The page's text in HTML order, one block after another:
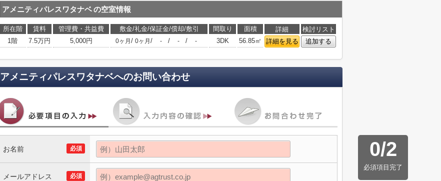
アメニティパレスワタナベの空室情報
所在階 賃料 管理費・共益費 敷金/礼金/保証金/償却/敷引 間取り 面積 詳細
検討リスト
1階
7.5万円 5,000円 0ヶ月 / 0ヶ月 / - / - / - 3DK 56.85㎡ 詳細を見る 追加する
アメニティパレスワタナベへのお問い合わせ
0/2
必須項目完了
必須
お名前
必須
メールアドレス